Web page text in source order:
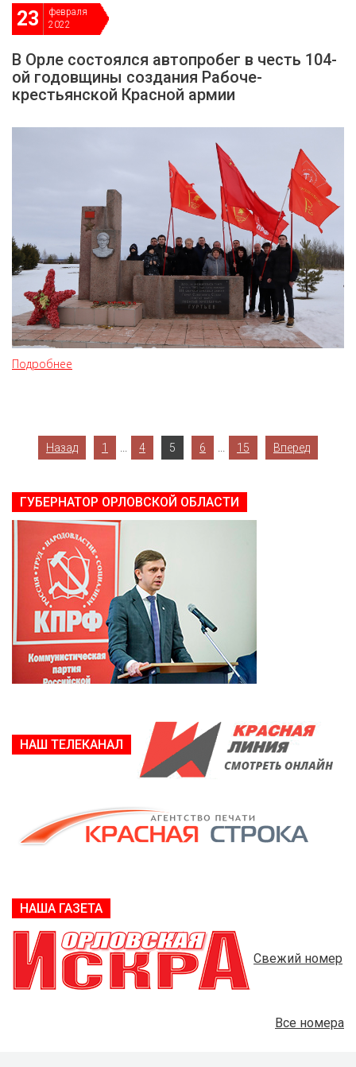
23
февраля
2022
В Орле состоялся автопробег в честь 104-
ой годовщины создания Рабоче-
крестьянской Красной армии
Подробнее
Назад 1 ... 4 5 6 ... 15 Вперед
ГУБЕРНАТОР ОРЛОВСКОЙ ОБЛАСТИ
НАШ ТЕЛЕКАНАЛ
НАША ГАЗЕТА
Свежий номер
Все номера